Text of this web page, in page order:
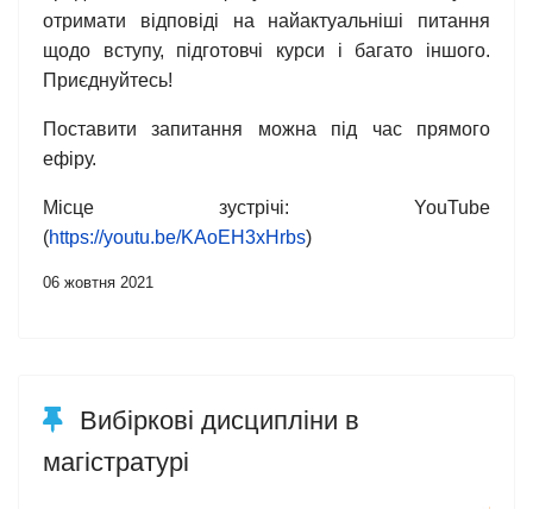
отримати відповіді на найактуальніші питання
щодо вступу, підготовчі курси і багато іншого.
Приєднуйтесь!
Поставити запитання можна під час прямого
ефіру.
Місце зустрічі: YouTube
(https://youtu.be/KAoEH3xHrbs)
06 жовтня 2021
Вибіркові дисципліни в
магістратурі